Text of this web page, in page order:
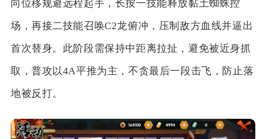
向位移规避远程起手，长按一技能释放黏土蜘蛛控
场，再接二技能召唤C2龙俯冲，压制敌方血线并逼出
首次替身。此阶段需保持中距离拉扯，避免被近身抓
取，普攻以4A平推为主，不贪最后一段击飞，防止落
地被反打。